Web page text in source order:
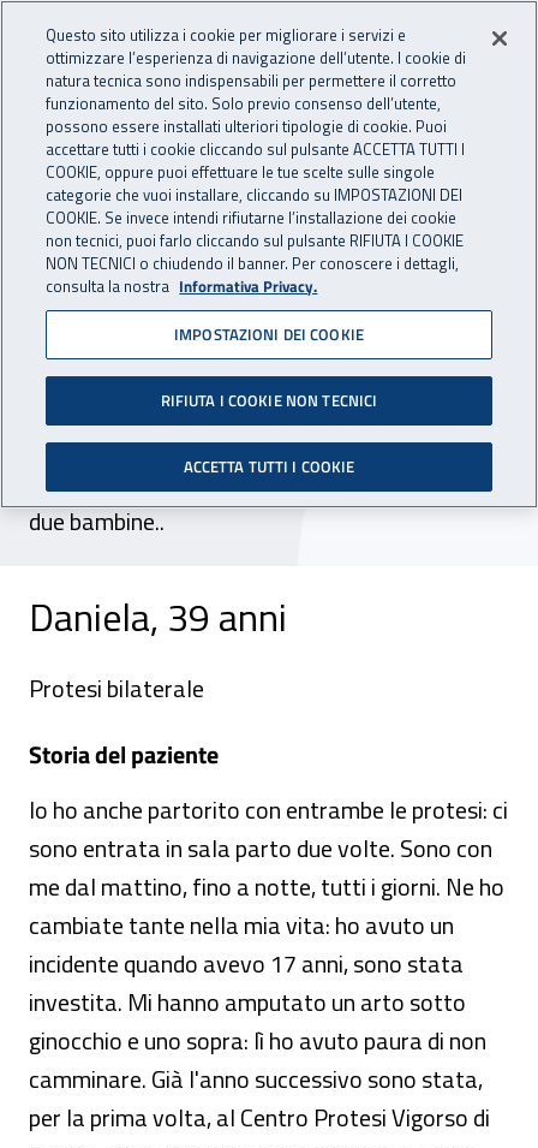
INAIL - Istituto Nazionale
Apri cerca
Navigazione principale
Navigazione - Ti trovi in:
Home Istituto Struttura organizzativa
Uffici Centrali
Direzione centrale assistenza protesica e riabilitazione
Centri protesici e riabilitativi
Storie La storia di Daniela
La storia di Daniela
Ha subito una doppia amputazione a 17 anni,
dopo un investimento. Nella vita ha cambiato
varie protesi: non l'abbandonano mai. Le ha
tenute anche in sala parto: oggi è mamma di
due bambine..
Daniela, 39 anni
Protesi bilaterale
Storia del paziente
Io ho anche partorito con entrambe le protesi: ci
sono entrata in sala parto due volte. Sono con
me dal mattino, fino a notte, tutti i giorni. Ne ho
cambiate tante nella mia vita: ho avuto un
incidente quando avevo 17 anni, sono stata
investita. Mi hanno amputato un arto sotto
ginocchio e uno sopra: lì ho avuto paura di non
camminare. Già l'anno successivo sono stata,
per la prima volta, al Centro Protesi Vigorso di
Questo sito utilizza i cookie per migliorare i servizi e
ottimizzare l’esperienza di navigazione dell’utente. I cookie di
natura tecnica sono indispensabili per permettere il corretto
funzionamento del sito. Solo previo consenso dell’utente,
possono essere installati ulteriori tipologie di cookie. Puoi
accettare tutti i cookie cliccando sul pulsante ACCETTA TUTTI I
COOKIE, oppure puoi effettuare le tue scelte sulle singole
categorie che vuoi installare, cliccando su IMPOSTAZIONI DEI
COOKIE. Se invece intendi rifiutarne l’installazione dei cookie
non tecnici, puoi farlo cliccando sul pulsante RIFIUTA I COOKIE
NON TECNICI o chiudendo il banner. Per conoscere i dettagli,
consulta la nostra Informativa Privacy.
IMPOSTAZIONI DEI COOKIE
RIFIUTA I COOKIE NON TECNICI
ACCETTA TUTTI I COOKIE